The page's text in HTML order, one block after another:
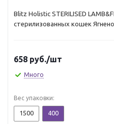
Blitz Holistic STERILISED
стерилизованных кошек
658 руб./шт
Много
Вес упаковки:
1500 400